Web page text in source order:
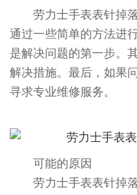
劳力士手表表针掉落
通过一些简单的方法进
是解决问题的第一步。
解决措施。最后，如果
寻求专业维修服务。
可能的原因
劳力士手表表针掉落